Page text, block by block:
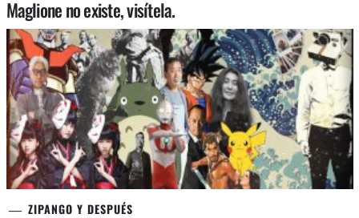
Maglione no existe, visítela.
ZIPANGO Y DESPUÉS